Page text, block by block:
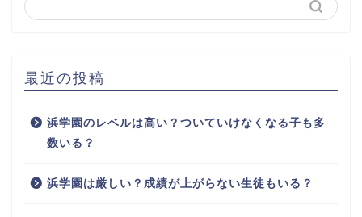
最近の投稿
浜学園のレベルは高い？ついていけなくなる子も多
数いる？
浜学園は厳しい？成績が上がらない生徒もいる？